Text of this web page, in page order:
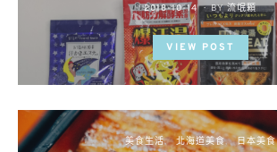
POSTED
ON
2018-10-14 BY 流氓顆
VIEW POST
美食生活 北海道美食 日本美食